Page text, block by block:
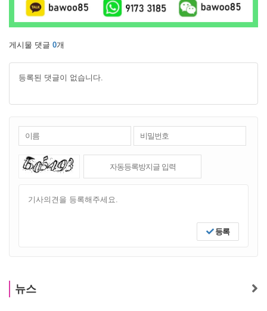
게시물 댓글 0개
등록된 댓글이 없습니다.
등록
뉴스